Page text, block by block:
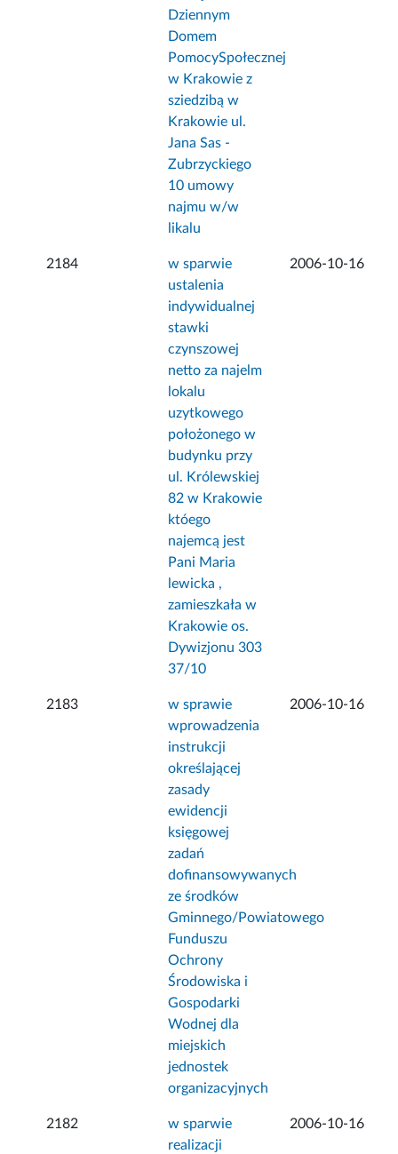
Dziennym
Domem
PomocySpołecznej
w Krakowie z
sziedzibą w
Krakowie ul.
Jana Sas -
Zubrzyckiego
10 umowy
najmu w/w
likalu
2184
w sparwie
ustalenia
indywidualnej
stawki
czynszowej
netto za najelm
lokalu
uzytkowego
położonego w
budynku przy
ul. Królewskiej
82 w Krakowie
któego
najemcą jest
Pani Maria
lewicka ,
zamieszkała w
Krakowie os.
Dywizjonu 303
37/10
2006-10-16
2183
w sprawie
wprowadzenia
instrukcji
określającej
zasady
ewidencji
księgowej
zadań
dofinansowywanych
ze środków
Gminnego/Powiatowego
Funduszu
Ochrony
Środowiska i
Gospodarki
Wodnej dla
miejskich
jednostek
organizacyjnych
2006-10-16
2182
w sparwie
realizacji
2006-10-16